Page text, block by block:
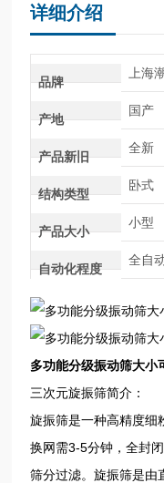
详细介绍
品牌
上海
产地
国产
产品新旧
全新
结构类型
卧式
产品大小
小型
自动化程度
全自
多功能分级振动筛大小
三次元旋振筛简介：
旋振筛是一种高精度细
换网需3-5分钟，全封
筛分过滤。旋振筛是由